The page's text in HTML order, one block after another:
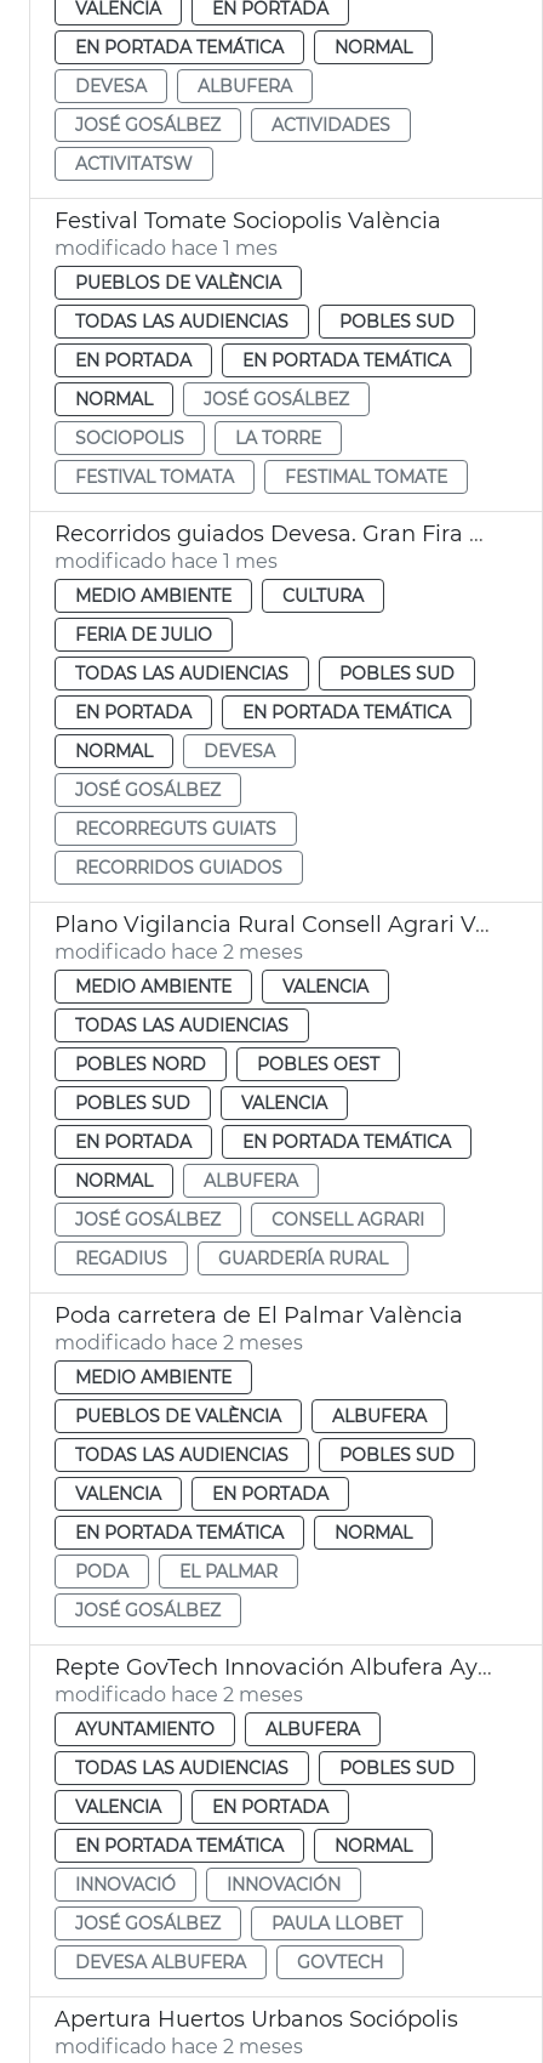
VALENCIA
EN PORTADA
EN PORTADA TEMÁTICA
NORMAL
DEVESA
ALBUFERA
JOSÉ GOSÁLBEZ
ACTIVIDADES
ACTIVITATSW
Festival Tomate Sociopolis València
modificado hace 1 mes
PUEBLOS DE VALÈNCIA
TODAS LAS AUDIENCIAS
POBLES SUD
EN PORTADA
EN PORTADA TEMÁTICA
NORMAL
JOSÉ GOSÁLBEZ
SOCIOPOLIS
LA TORRE
FESTIVAL TOMATA
FESTIMAL TOMATE
Recorridos guiados Devesa. Gran Fira de València
modificado hace 1 mes
MEDIO AMBIENTE
CULTURA
FERIA DE JULIO
TODAS LAS AUDIENCIAS
POBLES SUD
EN PORTADA
EN PORTADA TEMÁTICA
NORMAL
DEVESA
JOSÉ GOSÁLBEZ
RECORREGUTS GUIATS
RECORRIDOS GUIADOS
Plano Vigilancia Rural Consell Agrari València
modificado hace 2 meses
MEDIO AMBIENTE
VALENCIA
TODAS LAS AUDIENCIAS
POBLES NORD
POBLES OEST
POBLES SUD
VALENCIA
EN PORTADA
EN PORTADA TEMÁTICA
NORMAL
ALBUFERA
JOSÉ GOSÁLBEZ
CONSELL AGRARI
REGADIUS
GUARDERÍA RURAL
Poda carretera de El Palmar València
modificado hace 2 meses
MEDIO AMBIENTE
PUEBLOS DE VALÈNCIA
ALBUFERA
TODAS LAS AUDIENCIAS
POBLES SUD
VALENCIA
EN PORTADA
EN PORTADA TEMÁTICA
NORMAL
PODA
EL PALMAR
JOSÉ GOSÁLBEZ
Repte GovTech Innovación Albufera Ayuntamiento de València
modificado hace 2 meses
AYUNTAMIENTO
ALBUFERA
TODAS LAS AUDIENCIAS
POBLES SUD
VALENCIA
EN PORTADA
EN PORTADA TEMÁTICA
NORMAL
INNOVACIÓ
INNOVACIÓN
JOSÉ GOSÁLBEZ
PAULA LLOBET
DEVESA ALBUFERA
GOVTECH
Apertura Huertos Urbanos Sociópolis
modificado hace 2 meses